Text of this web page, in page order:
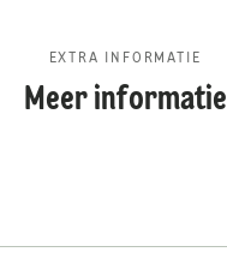
EXTRA INFORMATIE
Meer informatie